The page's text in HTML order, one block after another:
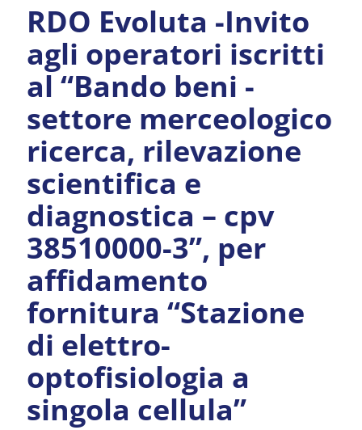
RDO Evoluta -Invito
agli operatori iscritti
al “Bando beni -
settore merceologico
ricerca, rilevazione
scientifica e
diagnostica – cpv
38510000-3”, per
affidamento
fornitura “Stazione
di elettro-
optofisiologia a
singola cellula”